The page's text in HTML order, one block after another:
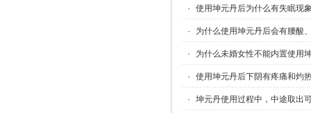
· 使用坤元丹后为什么有失眠现
· 为什么使用坤元丹后会有腰酸
· 为什么未婚女性不能内置使用
· 使用坤元丹后下阴有疼痛和灼
· 坤元丹使用过程中，中途取出